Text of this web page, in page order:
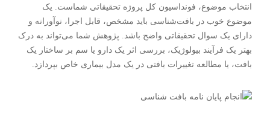
انتخاب موضوع، فونداسیون کل پروژه تحقیقاتی شماست. یک
موضوع خوب در بافت‌شناسی باید مشخص، قابل اجرا، نوآورانه و
دارای یک سوال تحقیقاتی واضح باشد. پژوهش شما می‌تواند به درک
بهتر یک فرآیند بیولوژیک، بررسی اثر یک دارو یا سم بر ساختار یک
بافت، یا مطالعه تغییرات بافتی در یک مدل بیماری خاص بپردازد.